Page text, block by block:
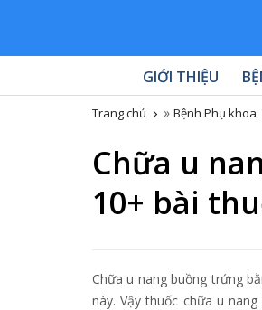
GIỚI THIỆU
Trang chủ » Bệnh Phụ khoa
Chữa u
10+ bài
Chữa u nang buồng trứng
này. Vậy thuốc chữa u